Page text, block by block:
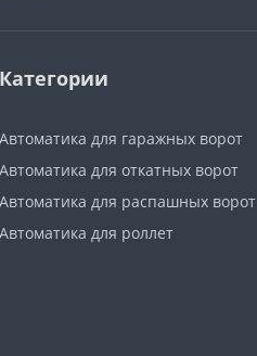
Категории
Автоматика для гаражных ворот
Автоматика для откатных ворот
Автоматика для распашных ворот
Автоматика для роллет